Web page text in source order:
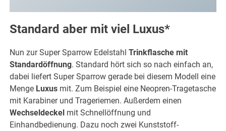
Standard aber mit viel Luxus*
Nun zur Super Sparrow EdelstahlTrinkflasche mit
Standardöffnung. Standard hört sich so nach einfach an,
dabei liefert Super Sparrow gerade bei diesem Modell eine
Menge Luxus mit. Zum Beispiel eine Neopren-Tragetasche
mit Karabiner und Trageriemen. Außerdem einen
Wechseldeckel mit Schnellöffnung und
Einhandbedienung. Dazu noch zwei Kunststoff-